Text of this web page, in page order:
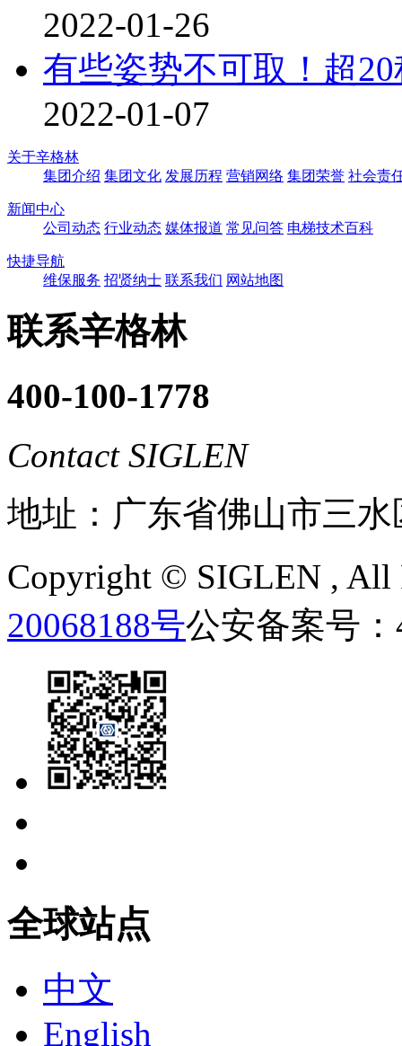
2022-01-26
有些姿势不可取！超
2022-01-07
关于辛格林
集团介绍 集团文化 发展历程 营销网络 集团荣誉 社会责
新闻中心
公司动态 行业动态 媒体报道 常见问答 电梯技术百科
快捷导航
维保服务 招贤纳士 联系我们 网站地图
联系辛格林
400-100-1778
Contact SIGLEN
地址：广东省佛山市三
Copyright © SIGLEN , All
20068188号公安备案号：
全球站点
中文
English